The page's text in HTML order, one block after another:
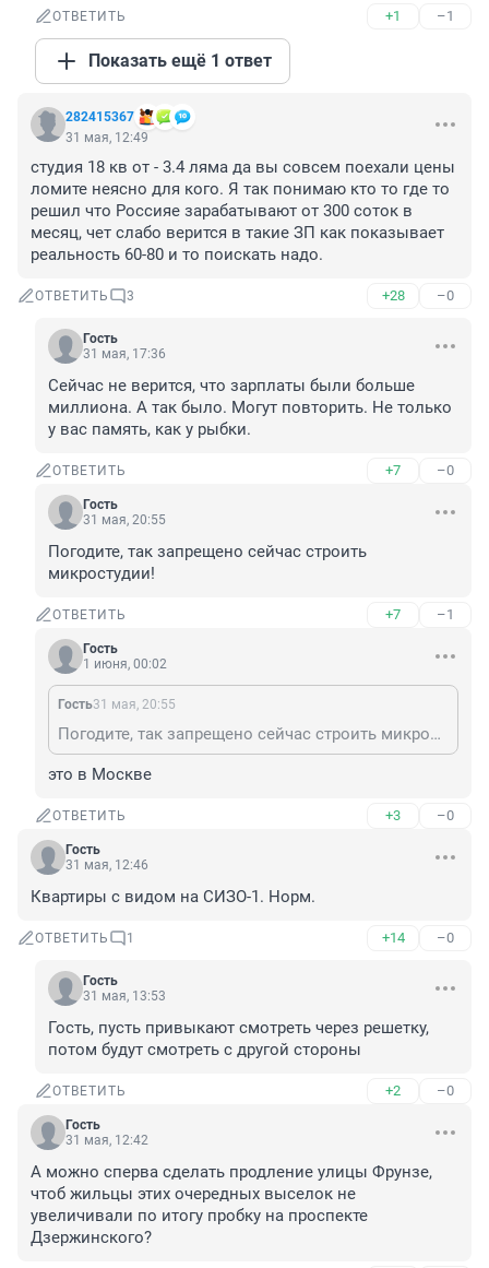
ОТВЕТИТЬ +1 –1
Показать ещё 1 ответ
282415367
31 мая, 12:49
студия 18 кв от - 3.4 ляма да вы совсем поехали цены
ломите неясно для кого. Я так понимаю кто то где то
решил что Россияе зарабатывают от 300 соток в
месяц, чет слабо верится в такие ЗП как показывает
реальность 60-80 и то поискать надо.
ОТВЕТИТЬ 3 +28 –0
Гость
31 мая, 17:36
Сейчас не верится, что зарплаты были больше
миллиона. А так было. Могут повторить. Не только
у вас память, как у рыбки.
ОТВЕТИТЬ +7 –0
Гость
31 мая, 20:55
Погодите, так запрещено сейчас строить
микростудии!
ОТВЕТИТЬ +7 –1
Гость
1 июня, 00:02
Гость31 мая, 20:55
Погодите, так запрещено сейчас строить микростудии!
это в Москве
ОТВЕТИТЬ +3 –0
Гость
31 мая, 12:46
Квартиры с видом на СИЗО-1. Норм.
ОТВЕТИТЬ 1 +14 –0
Гость
31 мая, 13:53
Гость, пусть привыкают смотреть через решетку,
потом будут смотреть с другой стороны
ОТВЕТИТЬ +2 –0
Гость
31 мая, 12:42
А можно сперва сделать продление улицы Фрунзе,
чтоб жильцы этих очередных выселок не
увеличивали по итогу пробку на проспекте
Дзержинского?